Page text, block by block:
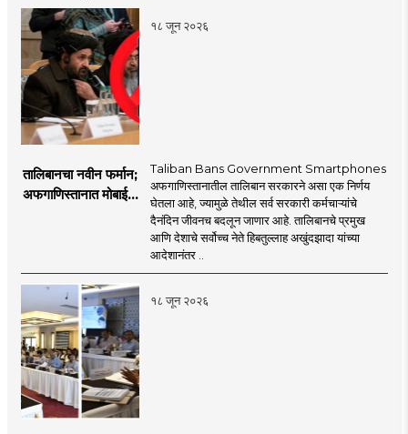
१८ जून २०२६
तालिबानचा नवीन फर्मान;
अफगाणिस्तानात मोबाईल
Taliban Bans Government Smartphones
अफगाणिस्तानातील तालिबान सरकारने असा एक निर्णय
घेतला आहे, ज्यामुळे तेथील सर्व सरकारी कर्मचाऱ्यांचे
दैनंदिन जीवनच बदलून जाणार आहे. तालिबानचे प्रमुख
आणि देशाचे सर्वोच्च नेते हिबतुल्लाह अखुंदझादा यांच्या
आदेशानंतर ..
१८ जून २०२६